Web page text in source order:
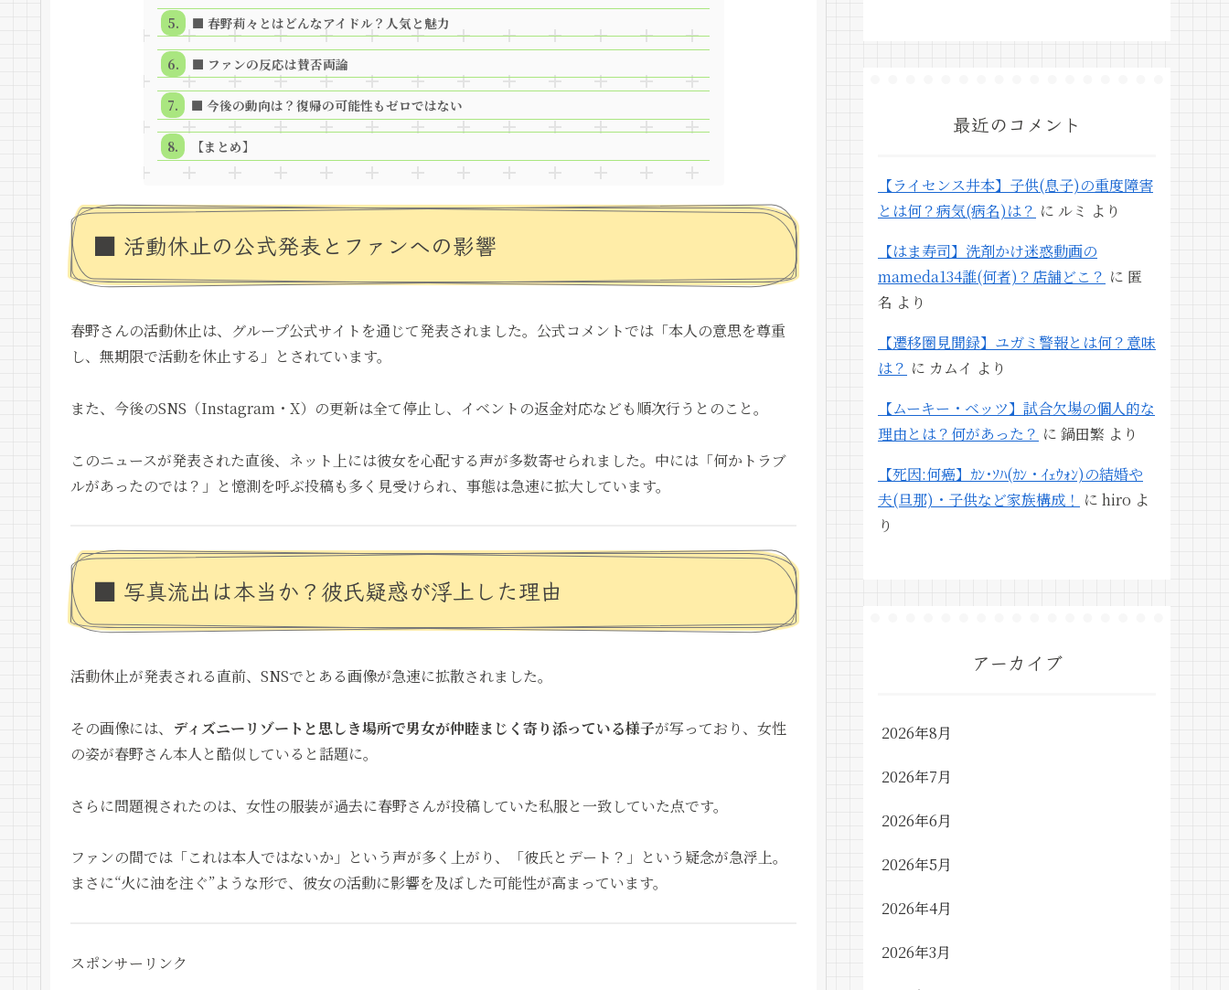
■ 春野莉々とはどんなアイドル？人気と魅力
■ ファンの反応は賛否両論
■ 今後の動向は？復帰の可能性もゼロではない
【まとめ】
■ 活動休止の公式発表とファンへの影響
春野さんの活動休止は、グループ公式サイトを通じて発表されました。公式コメントでは「本人の意思を尊重
し、無期限で活動を休止する」とされています。
また、今後のSNS（Instagram・X）の更新は全て停止し、イベントの返金対応なども順次行うとのこと。
このニュースが発表された直後、ネット上には彼女を心配する声が多数寄せられました。中には「何かトラブ
ルがあったのでは？」と憶測を呼ぶ投稿も多く見受けられ、事態は急速に拡大しています。
■ 写真流出は本当か？彼氏疑惑が浮上した理由
活動休止が発表される直前、SNSでとある画像が急速に拡散されました。
その画像には、 ディズニーリゾートと思しき場所で男女が仲睦まじく寄り添っている様子が写っており、女性
の姿が春野さん本人と酷似していると話題に。
さらに問題視されたのは、女性の服装が過去に春野さんが投稿していた私服と一致していた点です。
ファンの間では「これは本人ではないか」という声が多く上がり、「彼氏とデート？」という疑念が急浮上。
まさに“火に油を注ぐ”ような形で、彼女の活動に影響を及ぼした可能性が高まっています。
スポンサーリンク
最近のコメント
【ライセンス井本】子供(息子)の重度障害
とは何？病気(病名)は？ に ルミ より
【はま寿司】洗剤かけ迷惑動画の
mameda134誰(何者)？店舗どこ？ に 匿
名 より
【遷移圏見聞録】ユガミ警報とは何？意味
は？ に カムイ より
【ムーキー・ベッツ】試合欠場の個人的な
理由とは？何があった？ に 鍋田繁 より
【死因:何癌】ｶﾝ･ｿﾊ(ｶﾝ・ｲｪｳｫﾝ)の結婚や
夫(旦那)・子供など家族構成！ に hiro よ
り
アーカイブ
2026年8月
2026年7月
2026年6月
2026年5月
2026年4月
2026年3月